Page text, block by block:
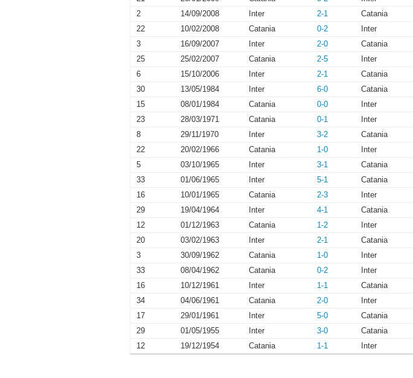
2
14/09/2008 Inter 2-1 Catania
22
10/02/2008 Catania 0-2 Inter
3
16/09/2007 Inter 2-0 Catania
25
25/02/2007 Catania 2-5 Inter
6
15/10/2006 Inter 2-1 Catania
30
13/05/1984 Inter 6-0 Catania
15
08/01/1984 Catania 0-0 Inter
23
28/03/1971 Catania 0-1 Inter
8
29/11/1970 Inter 3-2 Catania
22
20/02/1966 Catania 1-0 Inter
5
03/10/1965 Inter 3-1 Catania
33
01/06/1965 Inter 5-1 Catania
16
10/01/1965 Catania 2-3 Inter
29
19/04/1964 Inter 4-1 Catania
12
01/12/1963 Catania 1-2 Inter
20
03/02/1963 Inter 2-1 Catania
3
30/09/1962 Catania 1-0 Inter
33
08/04/1962 Catania 0-2 Inter
16
10/12/1961 Inter 1-1 Catania
34
04/06/1961 Catania 2-0 Inter
17
29/01/1961 Inter 5-0 Catania
29
01/05/1955 Inter 3-0 Catania
12
19/12/1954 Catania 1-1 Inter